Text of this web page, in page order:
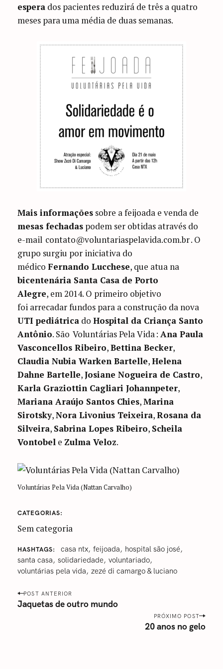
espera dos pacientes reduzirá de três a quatro
meses para uma média de duas semanas.
Mais informações sobre a feijoada e venda de
mesas fechadas podem ser obtidas através do
e-mail contato@voluntariaspelavida.com.br. O
grupo surgiu por iniciativa do
médicoFernando Lucchese, que atua na
bicentenária Santa Casa de Porto
Alegre, em 2014. O primeiro objetivo
foi arrecadar fundos para a construção da nova
UTI pediátrica doHospital da Criança Santo
Antônio. São Voluntárias Pela Vida:Ana Paula
Vasconcellos Ribeiro,Bettina Becker,
Claudia Nubia Warken Bartelle,Helena
Dahne Bartelle,Josiane Nogueira de Castro,
Karla Graziottin Cagliari Johannpeter,
Mariana Araújo Santos Chies,Marina
Sirotsky,Nora Livonius Teixeira,Rosana da
Silveira, Sabrina Lopes Ribeiro, Scheila
Vontobel e Zulma Veloz.
Voluntárias Pela Vida (Nattan Carvalho)
CATEGORIAS
Sem categoria
HASHTAGS casa ntx feijoada
hospital são josé
santa casa
‎solidariedade voluntariado
voluntárias pela vida
zezé di camargo & luciano
P
o
POST ANTERIOR
Jaquetas de outro mundo
PRÓXIMO POST
20 anos no gelo